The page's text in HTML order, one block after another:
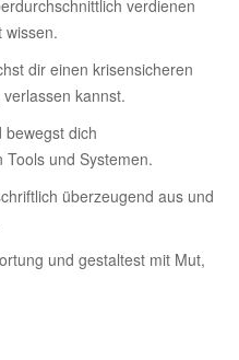
verdienen
wissen.
dir einen krisensicheren
kannst.
bewegst dich
und Systemen.
überzeugend aus und
und gestaltest mit Mut,